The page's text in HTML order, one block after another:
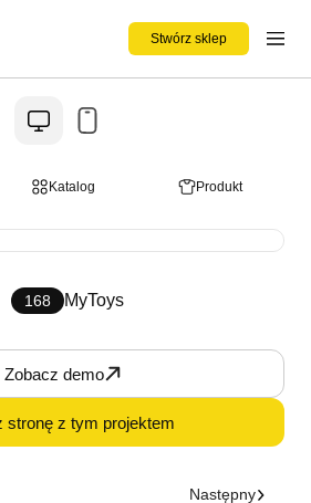
Stwórz sklep
Katalog Produkt
168 MyToys
Zobacz demo
stronę z tym projektem
Następny